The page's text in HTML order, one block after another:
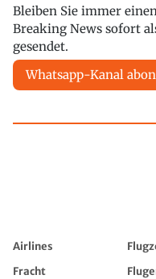
Bleiben Sie immer
Breaking News sofort
gesendet.
Whatsapp-Kanal
Airlines
Fracht